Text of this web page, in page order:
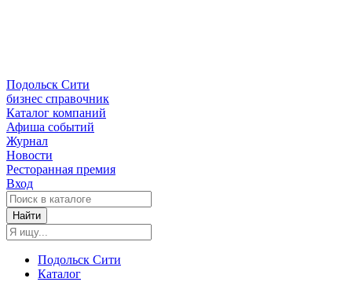
Подольск Сити
бизнес справочник
Каталог компаний
Афиша событий
Журнал
Новости
Ресторанная премия
Вход
Найти
Подольск Сити
Каталог